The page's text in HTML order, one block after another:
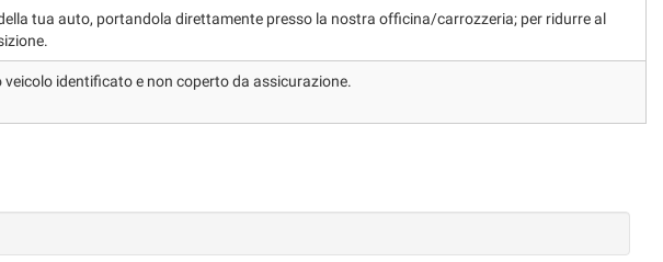
tua auto, portandola direttamente presso la nostra officina/carrozzeria; per ridurre al
identificato e non coperto da assicurazione.